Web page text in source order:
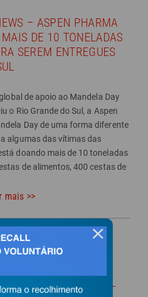
– ASPEN PHARMA
DE 10 TONELADAS
SEREM ENTREGUES
de apoio ao Mandela Day
o Rio Grande do Sul, a Aspen
Day de uma forma diferente
algumas das vítimas das
doando mais de 10 toneladas
de alimentos, 400 cestas de
mais >>
– ASPEN PHARMA
PARA
RIO GRANDE DO SUL